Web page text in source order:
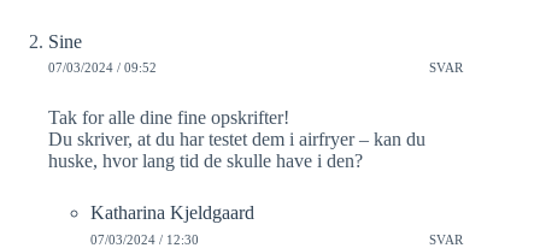
Sine
07/03/2024 / 09:52 SVAR
Tak for alle dine fine opskrifter!
Du skriver, at du har testet dem i airfryer – kan du
huske, hvor lang tid de skulle have i den?
Katharina Kjeldgaard
07/03/2024 / 12:30 SVAR